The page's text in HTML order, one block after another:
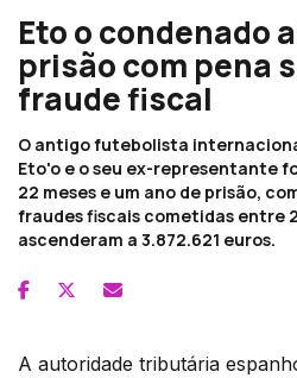
Eto o condenado
prisão com pena
fraude fiscal
O antigo futebolista
Eto'o e o seu ex-representante
22 meses e um ano de prisão,
fraudes fiscais cometidas entre
ascenderam a 3.872.621 euros.
A autoridade tributária